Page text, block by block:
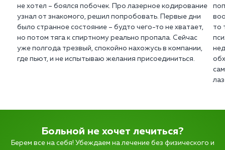
не хотел – боялся побочек. Про лазерное кодирование
узнал от знакомого, решил попробовать. Первые дни
было странное состояние – будто чего-то не хватает,
но потом тяга к спиртному реально пропала. Сейчас
уже полгода трезвый, спокойно нахожусь в компании,
где пьют, и не испытываю желания присоединиться.
то
Больной не хочет лечиться?
Берем все на себя! Убеждаем на лечение без физического и